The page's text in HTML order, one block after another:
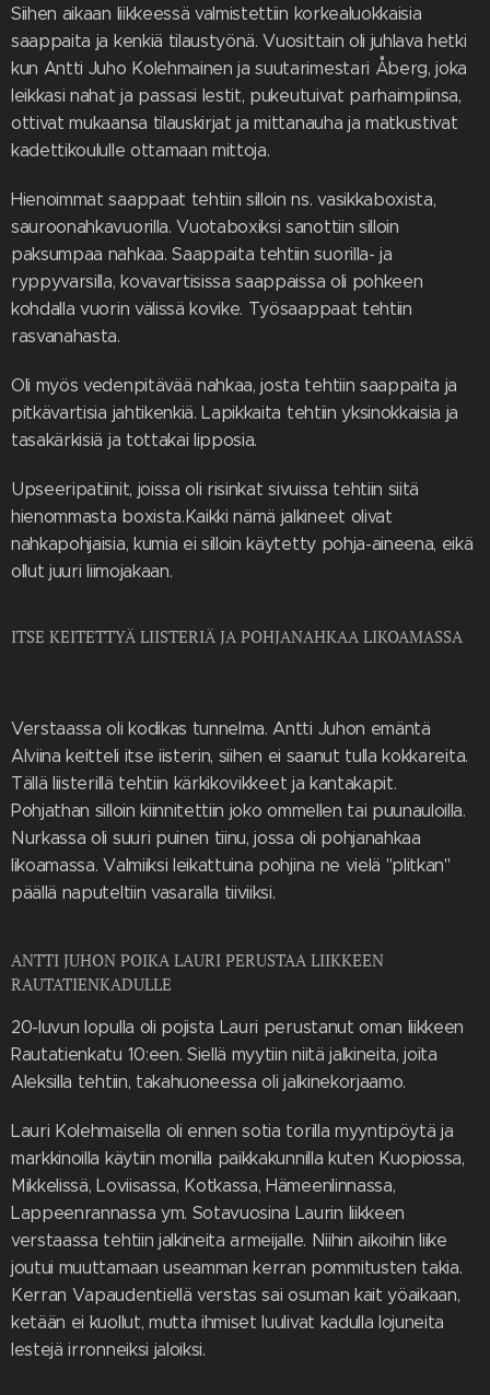
Siihen aikaan liikkeessä valmistettiin korkealuokkaisia
saappaita ja kenkiä tilaustyönä. Vuosittain oli juhlava hetki
kun Antti Juho Kolehmainen ja suutarimestari Åberg, joka
leikkasi nahat ja passasi lestit, pukeutuivat parhaimpiinsa,
ottivat mukaansa tilauskirjat ja mittanauha ja matkustivat
kadettikoululle ottamaan mittoja.
Hienoimmat saappaat tehtiin silloin ns. vasikkaboxista,
sauroonahkavuorilla. Vuotaboxiksi sanottiin silloin
paksumpaa nahkaa. Saappaita tehtiin suorilla- ja
ryppyvarsilla, kovavartisissa saappaissa oli pohkeen
kohdalla vuorin välissä kovike. Työsaappaat tehtiin
rasvanahasta.
Oli myös vedenpitävää nahkaa, josta tehtiin saappaita ja
pitkävartisia jahtikenkiä. Lapikkaita tehtiin yksinokkaisia ja
tasakärkisiä ja tottakai lipposia.
Upseeripatiinit, joissa oli risinkat sivuissa tehtiin siitä
hienommasta boxista.Kaikki nämä jalkineet olivat
nahkapohjaisia, kumia ei silloin käytetty pohja-aineena, eikä
ollut juuri liimojakaan.
ITSE KEITETTYÄ LIISTERIÄ JA POHJANAHKAA LIKOAMASSA
Verstaassa oli kodikas tunnelma. Antti Juhon emäntä
Alviina keitteli itse iisterin, siihen ei saanut tulla kokkareita.
Tällä liisterillä tehtiin kärkikovikkeet ja kantakapit.
Pohjathan silloin kiinnitettiin joko ommellen tai puunauloilla.
Nurkassa oli suuri puinen tiinu, jossa oli pohjanahkaa
likoamassa. Valmiiksi leikattuina pohjina ne vielä "plitkan"
päällä naputeltiin vasaralla tiiviiksi.
ANTTI JUHON POIKA LAURI PERUSTAA LIIKKEEN
RAUTATIENKADULLE
20-luvun lopulla oli pojista Lauri perustanut oman liikkeen
Rautatienkatu 10:een. Siellä myytiin niitä jalkineita, joita
Aleksilla tehtiin, takahuoneessa oli jalkinekorjaamo.
Lauri Kolehmaisella oli ennen sotia torilla myyntipöytä ja
markkinoilla käytiin monilla paikkakunnilla kuten Kuopiossa,
Mikkelissä, Loviisassa, Kotkassa, Hämeenlinnassa,
Lappeenrannassa ym. Sotavuosina Laurin liikkeen
verstaassa tehtiin jalkineita armeijalle. Niihin aikoihin liike
joutui muuttamaan useamman kerran pommitusten takia.
Kerran Vapaudentiellä verstas sai osuman kait yöaikaan,
ketään ei kuollut, mutta ihmiset luulivat kadulla lojuneita
lestejä irronneiksi jaloiksi.